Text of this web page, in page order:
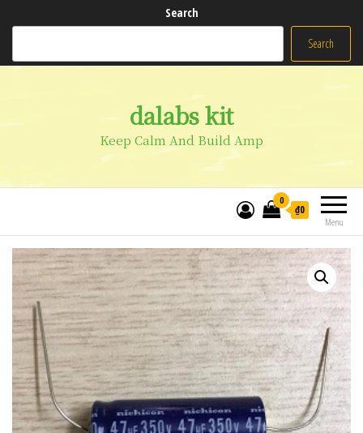
Search
Search
dalabs kit
Keep Calm And Build Amp
Menu
0
₫0